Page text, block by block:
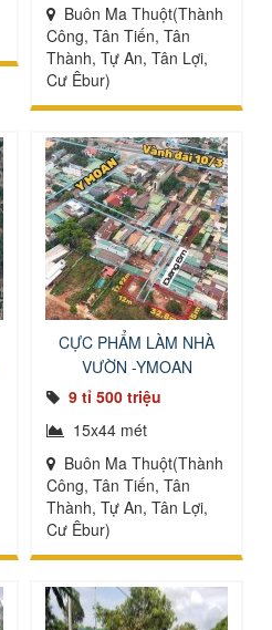
Buôn Ma Thuột(Thành
Công, Tân Tiến, Tân
Thành, Tự An, Tân Lợi,
Cư Êbur)
CỰC PHẨM LÀM NHÀ
VƯỜN -YMOAN
9 tỉ 500 triệu
15x44 mét
Buôn Ma Thuột(Thành
Công, Tân Tiến, Tân
Thành, Tự An, Tân Lợi,
Cư Êbur)